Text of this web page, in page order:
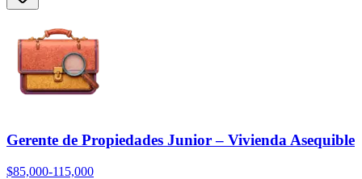
Gerente de Propiedades Junior – Vivienda Asequible
$85,000-115,000